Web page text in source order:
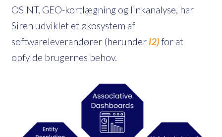
OSINT, GEO-kortlægning og linkanalyse, har
Siren udviklet et økosystem af
softwareleverandører (herunderi2)for at
opfylde brugernes behov.